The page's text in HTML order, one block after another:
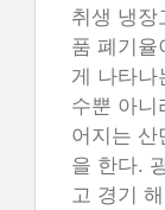
취생 냉장
품 폐기율
게 나타나
수뿐 아니
어지는 산
을 한다.
고 경기